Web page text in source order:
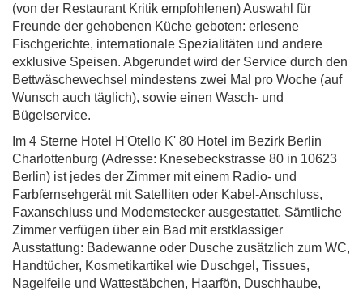
(von der Restaurant Kritik empfohlenen) Auswahl für
Freunde der gehobenen Küche geboten: erlesene
Fischgerichte, internationale Spezialitäten und andere
exklusive Speisen. Abgerundet wird der Service durch den
Bettwäschewechsel mindestens zwei Mal pro Woche (auf
Wunsch auch täglich), sowie einen Wasch- und
Bügelservice.
Im 4 Sterne Hotel H'Otello K' 80 Hotel im Bezirk Berlin
Charlottenburg (Adresse: Knesebeckstrasse 80 in 10623
Berlin) ist jedes der Zimmer mit einem Radio- und
Farbfernsehgerät mit Satelliten oder Kabel-Anschluss,
Faxanschluss und Modemstecker ausgestattet. Sämtliche
Zimmer verfügen über ein Bad mit erstklassiger
Ausstattung: Badewanne oder Dusche zusätzlich zum WC,
Handtücher, Kosmetikartikel wie Duschgel, Tissues,
Nagelfeile und Wattestäbchen, Haarfön, Duschhaube,